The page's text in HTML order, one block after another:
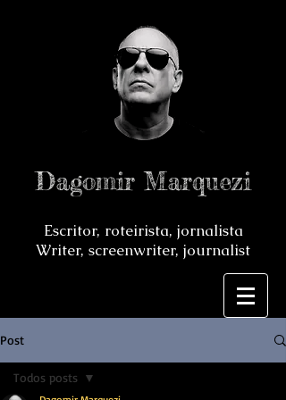
Dagomir Marquezi
Escritor, roteirista, jornalista
Writer, screenwriter, journalist
Post
Todos posts